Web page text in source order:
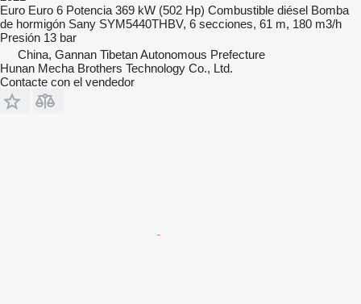
Euro Euro 6 Potencia 369 kW (502 Hp) Combustible diésel Bomba
de hormigón Sany SYM5440THBV, 6 secciones, 61 m, 180 m3/h
Presión 13 bar
China, Gannan Tibetan Autonomous Prefecture
Hunan Mecha Brothers Technology Co., Ltd.
Contacte con el vendedor